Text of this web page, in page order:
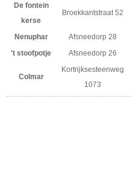
De fontein
kerse
Broekkantstraat 52
Nenuphar Afsneedorp 28
't stoofpotje
Afsneedorp 26
Colmar
Kortrijksesteenweg
1073